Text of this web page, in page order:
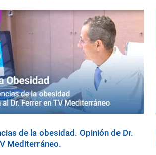
de la obesidad. Opinión de Dr.
Mediterráneo.